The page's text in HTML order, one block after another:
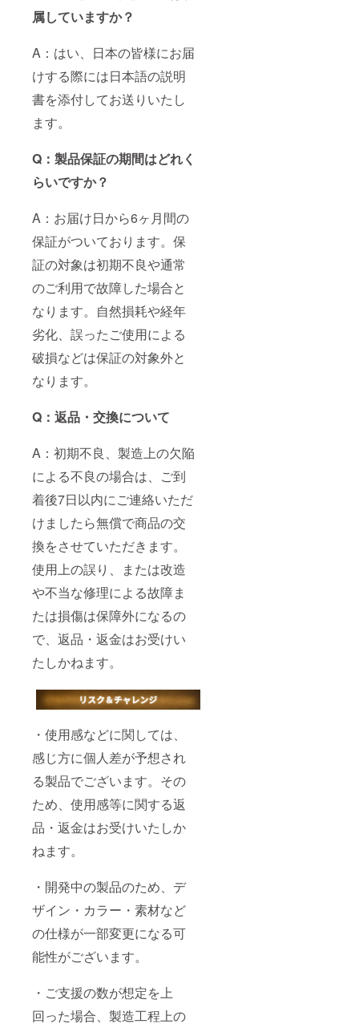
属していますか？
A：はい、日本の皆様にお届
けする際には日本語の説明
書を添付してお送りいたし
ます。
Q：製品保証の期間はどれく
らいですか？
A：お届け日から6ヶ月間の
保証がついております。保
証の対象は初期不良や通常
のご利用で故障した場合と
なります。自然損耗や経年
劣化、誤ったご使用による
破損などは保証の対象外と
なります。
Q：返品・交換について
A：初期不良、製造上の欠陥
による不良の場合は、ご到
着後7日以内にご連絡いただ
けましたら無償で商品の交
換をさせていただきます。
使用上の誤り、または改造
や不当な修理による故障ま
たは損傷は保障外になるの
で、返品・返金はお受けい
たしかねます。
・使用感などに関しては、
感じ方に個人差が予想され
る製品でございます。その
ため、使用感等に関する返
品・返金はお受けいたしか
ねます。
・開発中の製品のため、デ
ザイン・カラー・素材など
の仕様が一部変更になる可
能性がございます。
・ご支援の数が想定を上
回った場合、製造工程上の